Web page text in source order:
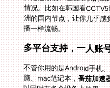
播一样流畅。
多平台支持，一人账
不管你用的是Android手机
脑、mac笔记本，番茄加速